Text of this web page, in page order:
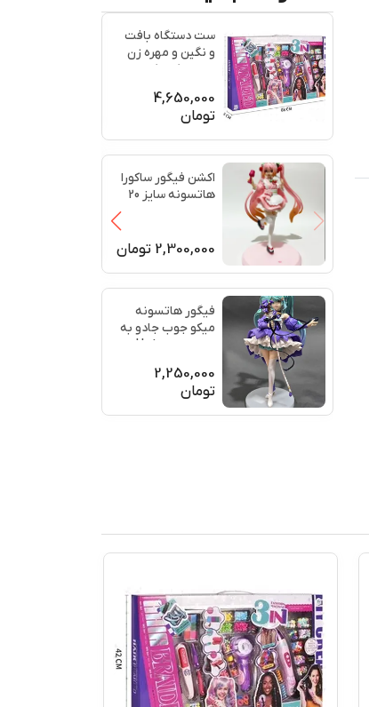
ست دستگاه بافت
و نگین و مهره زن
مو سه کاره کد
4,650,000
تومان
اکشن فیگور ساکورا
هاتسونه سایز 20
2,300,000 تومان
فیگور هاتسونه
میکو جوب جادو به
دست Hatsune
2,250,000
تومان